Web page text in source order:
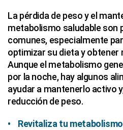
La pérdida de peso y el
metabolismo saludable son
comunes, especialmente
optimizar su dieta y obtener
Aunque el metabolismo
por la noche, hay algunos
ayudar a mantenerlo activo
reducción de peso.
Revitaliza tu